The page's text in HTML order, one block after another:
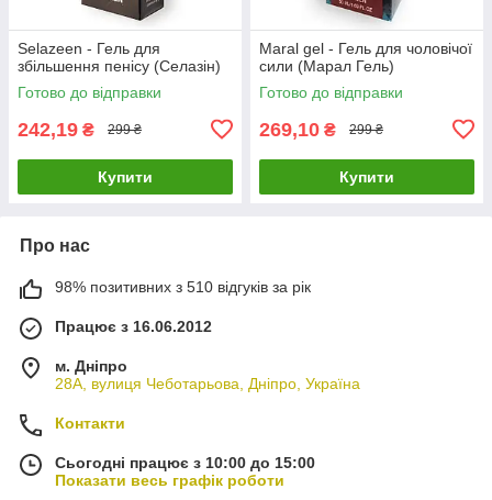
Selazeen - Гель для
збільшення пенісу (Селазін)
Готово до відправки
242,19 ₴ 299 ₴
Купити
Maral gel - Гель для чоловічої
сили (Марал Гель)
Готово до відправки
269,10 ₴ 299 ₴
Купити
Про нас
98% позитивних з 510 відгуків за рік
Працює з 16.06.2012
м. Дніпро
28А, вулиця Чеботарьова, Дніпро, Україна
Контакти
Сьогодні працює з 10:00 до 15:00
Показати весь графік роботи